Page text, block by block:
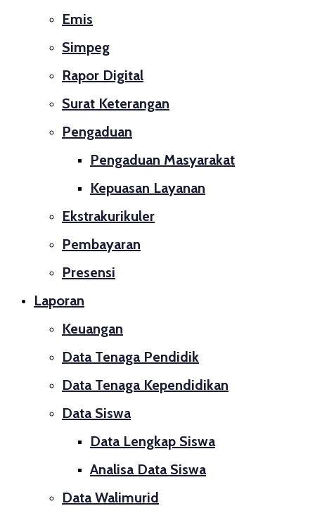
Emis
Simpeg
Rapor Digital
Surat Keterangan
Pengaduan
Pengaduan Masyarakat
Kepuasan Layanan
Ekstrakurikuler
Pembayaran
Presensi
Laporan
Keuangan
Data Tenaga Pendidik
Data Tenaga Kependidikan
Data Siswa
Data Lengkap Siswa
Analisa Data Siswa
Data Walimurid